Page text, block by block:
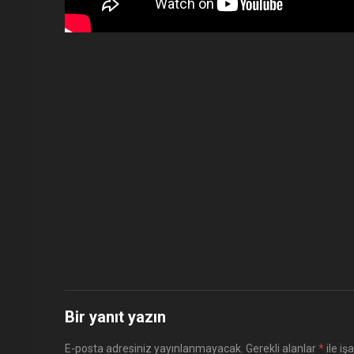
Bir yanıt yazın
E-posta adresiniz yayınlanmayacak. Gerekli alanlar*ile